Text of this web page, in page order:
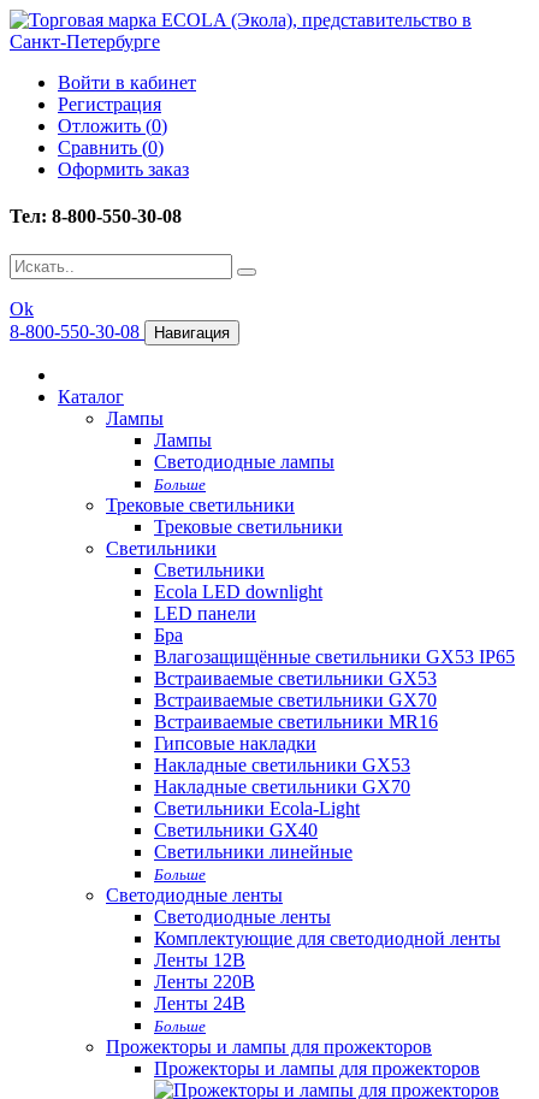
Войти в кабинет
Регистрация
Отложить (0)
Сравнить (0)
Оформить заказ
Тел: 8-800-550-30-08
Ok
8-800-550-30-08
Навигация
Каталог
Лампы
Лампы
Светодиодные лампы
Больше
Трековые светильники
Трековые светильники
Светильники
Светильники
Ecola LED downlight
LED панели
Бра
Влагозащищённые светильники GX53 IP65
Встраиваемые светильники GX53
Встраиваемые светильники GX70
Встраиваемые светильники MR16
Гипсовые накладки
Накладные светильники GX53
Накладные светильники GX70
Светильники Ecola-Light
Светильники GX40
Светильники линейные
Больше
Светодиодные ленты
Светодиодные ленты
Комплектующие для светодиодной ленты
Ленты 12В
Ленты 220В
Ленты 24В
Больше
Прожекторы и лампы для прожекторов
Прожекторы и лампы для прожекторов